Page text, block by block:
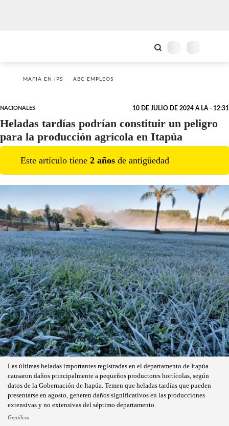
MAFIA EN IPS ABC EMPLEOS
NACIONALES 10 DE JULIO DE 2024 A LA - 12:31
Heladas tardías podrían constituir un peligro
para la producción agrícola en Itapúa
Este artículo tiene 2 años de antigüedad
Las últimas heladas importantes registradas en el departamento de Itapúa
causaron daños principalmente a pequeños productores hortícolas, según
datos de la Gobernación de Itapúa. Temen que heladas tardías que pueden
presentarse en agosto, generen daños significativos en las producciones
extensivas y no extensivas del séptimo departamento.
Gentileza